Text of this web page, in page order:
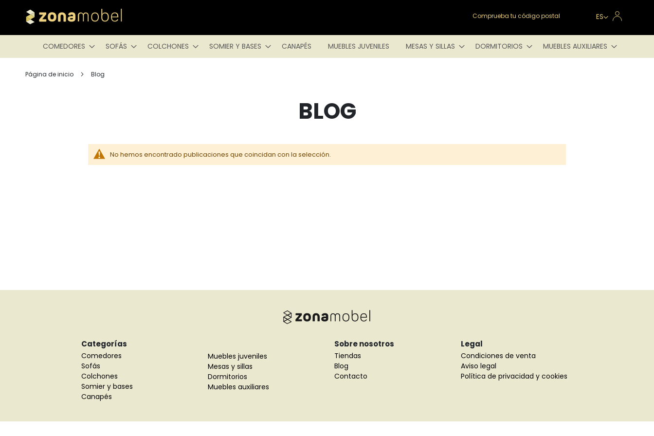
Comprueba tu código postal Lenguaje
ES
COMEDORES SOFÁS COLCHONES SOMIER Y BASES CANAPÉS MUEBLES JUVENILES MESAS Y SILLAS DORMITORIOS MUEBLES AUXILIARES
Página de inicio Blog
BLOG
No hemos encontrado publicaciones que coincidan con la selección.
Categorías
Comedores
Sofás
Colchones
Somier y bases
Canapés
Muebles juveniles
Mesas y sillas
Dormitorios
Muebles auxiliares
Sobre nosotros
Tiendas
Blog
Contacto
Legal
Condiciones de venta
Aviso legal
Política de privacidad y cookies